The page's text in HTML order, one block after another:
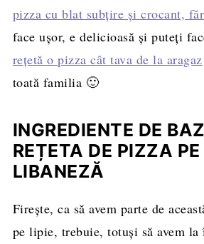
pizza cu blat subțire și crocant,
face ușor, e delicioasă și puteți
rețetă o pizza cât tava de la aragaz
toată familia 🙂
INGREDIENTE DE
REȚETA DE PIZZA PE
LIBANEZĂ
Firește, ca să avem parte de
pe lipie, trebuie, totuși să avem la